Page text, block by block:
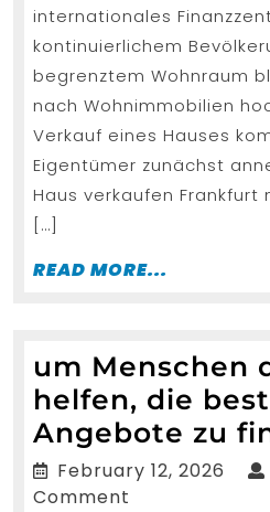
internationales
kontinuierlichem
begrenztem Wohnraum
nach Wohnimmobilien
Verkauf eines Hauses
Eigentümer zunächst
Haus verkaufen
[…]
READ MORE...
um Menschen
helfen, die
Angebote zu
February 12, 2026
Comment